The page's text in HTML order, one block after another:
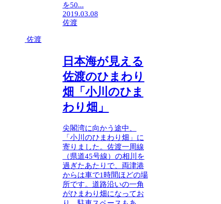
を50...
2019.03.08
佐渡
佐渡
日本海が見える
佐渡のひまわり
畑「小川のひま
わり畑」
尖閣湾に向かう途中、
「小川のひまわり畑」に
寄りました。佐渡一周線
（県道45号線）の相川を
過ぎたあたりで、両津港
からは車で1時間ほどの場
所です。道路沿いの一角
がひまわり畑になってお